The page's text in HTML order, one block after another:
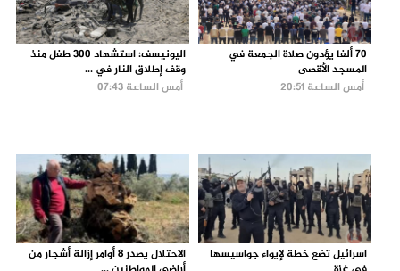
70 ألفا يؤدون صلاة الجمعة في
المسجد الأقصى
أمس الساعة 20:51
اليونيسف: استشهاد 300 طفل منذ
وقف إطلاق النار في ...
أمس الساعة 07:43
اسرائيل تضع خطة لإيواء جواسيسها
الاحتلال يصدر 8 أوامر إزالة أشجار من